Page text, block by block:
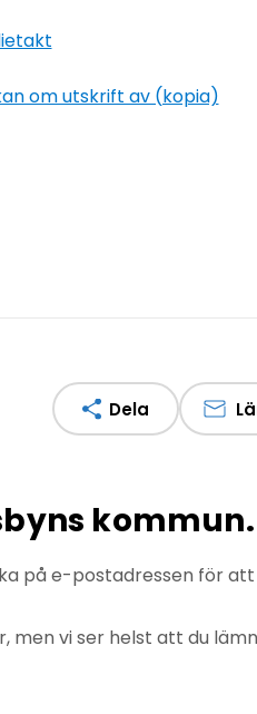
om utskrift av (kopia)
Dela
kommun.
på e-postadressen för
men vi ser helst att du